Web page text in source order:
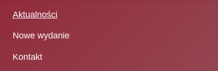
Aktualności
Nowe wydanie
Kontakt